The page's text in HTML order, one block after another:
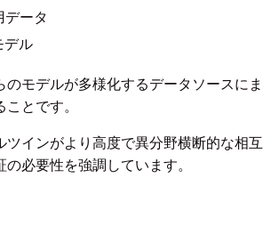
データ
デル
のモデルが多様化するデータソースに
とです。
ツインがより高度で異分野横断的な相
必要性を強調しています。